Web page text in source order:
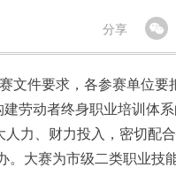
分享
文件要求，各参赛单位
劳动者终身职业培训体
力、财力投入，密切配
大赛为市级二类职业技能